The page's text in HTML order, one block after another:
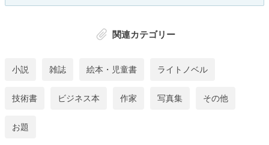
関連カテゴリー
小説 雑誌 絵本・児童書 ライトノベル
技術書 ビジネス本 作家 写真集 その他
お題